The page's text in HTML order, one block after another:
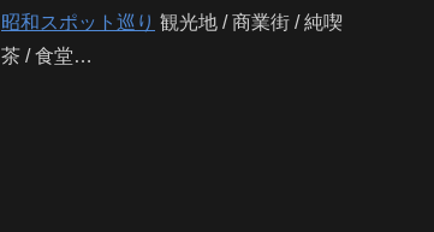
昭和スポット巡り 観光地 / 商業街 / 純喫
茶 / 食堂…